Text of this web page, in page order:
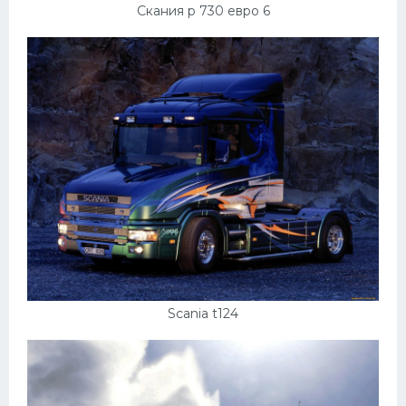
Скания р 730 евро 6
Scania t124